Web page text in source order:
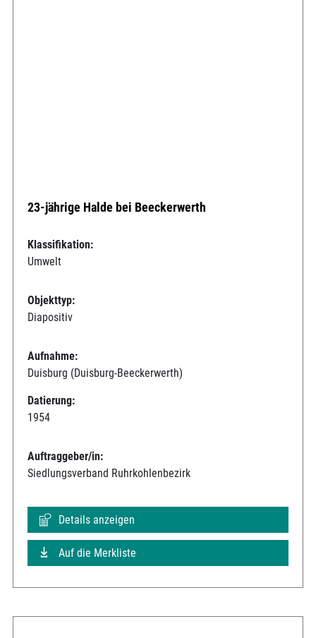
23-jährige Halde bei Beeckerwerth
Klassifikation:
Umwelt
Objekttyp:
Diapositiv
Aufnahme:
Duisburg (Duisburg-Beeckerwerth)
Datierung:
1954
Auftraggeber/in:
Siedlungsverband Ruhrkohlenbezirk
Details anzeigen
Auf die Merkliste